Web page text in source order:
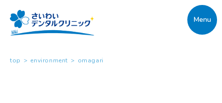
Menu
top > environment > omagari